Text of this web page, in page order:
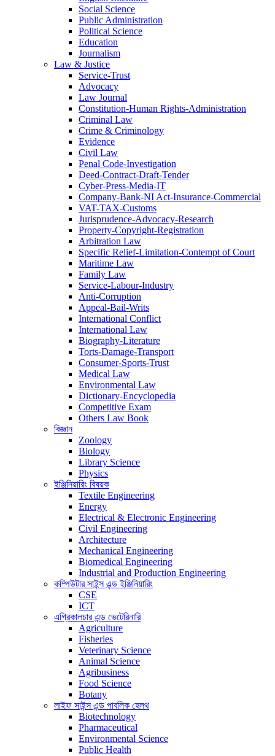
Social Science
Public Administration
Political Science
Education
Journalism
Law & Justice
Service-Trust
Advocacy
Law Journal
Constitution-Human Rights-Administration
Criminal Law
Crime & Criminology
Evidence
Civil Law
Penal Code-Investigation
Deed-Contract-Draft-Tender
Cyber-Press-Media-IT
Company-Bank-NI Act-Insurance-Commercial
VAT-TAX-Customs
Jurisprudence-Advocacy-Research
Property-Copyright-Registration
Arbitration Law
Specific Relief-Limitation-Contempt of Court
Maritime Law
Family Law
Service-Labour-Industry
Anti-Corruption
Appeal-Bail-Writs
International Conflict
International Law
Biography-Literature
Torts-Damage-Transport
Consumer-Sports-Trust
Medical Law
Environmental Law
Dictionary-Encyclopedia
Competitive Exam
Others Law Book
বিজ্ঞান
Zoology
Biology
Library Science
Physics
ইঞ্জিনিয়ারিং বিষয়ক
Textile Engineering
Energy
Electrical & Electronic Engineering
Civil Engineering
Architecture
Mechanical Engineering
Biomedical Engineering
Industrial and Production Engineering
কম্পিউটার সাইন্স এন্ড ইঞ্জিনিয়ারিং
CSE
ICT
এগ্রিকালচার এন্ড ভেটেরিনারি
Agriculture
Fisheries
Veterinary Science
Animal Science
Agribusiness
Food Science
Botany
লাইফ সাইন্স এন্ড পাবলিক হেলথ
Biotechnology
Pharmaceutical
Environmental Science
Public Health